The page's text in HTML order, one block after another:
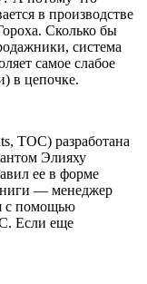
в производстве
Сколько бы
система
самое слабое
в цепочке.
ТОС) разработана
Элияху
ее в форме
— менеджер
с помощью
Если еще